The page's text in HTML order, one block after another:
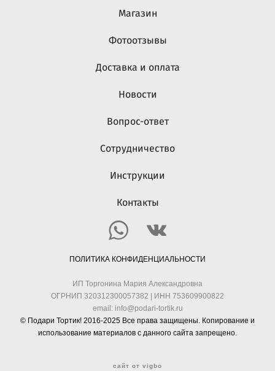
Магазин
Фотоотзывы
Доставка и оплата
Новости
Вопрос-ответ
Сотрудничество
Инструкции
Контакты
ПОЛИТИКА КОНФИДЕНЦИАЛЬНОСТИ
ИП Торгонина Мария Александровна
ОГРНИП 320312300057382 | ИНН 753609900822
email: info@podari-tortik.ru
© Подари Тортик! 2016-2025 Все права защищены. Копирование и
использование материалов с данного сайта запрещено.
сайт от vigbo